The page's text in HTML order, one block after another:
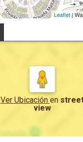
Leaflet|
Ver Ubicación en
view